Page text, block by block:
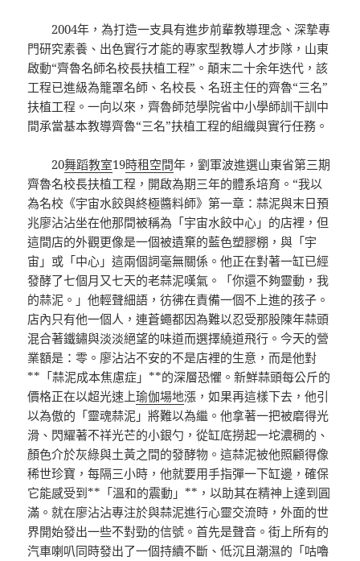
2004年，為打造一支具有進步前輩教導理念、深摯專
門研究素養、出色實行才能的專家型教導人才步隊，山東
啟動“齊魯名師名校長扶植工程”。顛末二十余年迭代，該
工程已進級為籠罩名師、名校長、名班主任的齊魯“三名”
扶植工程。一向以來，齊魯師范學院省中小學師訓干訓中
間承當基本教導齊魯“三名”扶植工程的組織與實行任務。
20舞蹈教室19時租空間年，劉軍波進選山東省第三期
齊魯名校長扶植工程，開啟為期三年的體系培育。“我以
為名校《宇宙水餃與終極醬料師》第一章：蒜泥與末日預
兆廖沾沾坐在他那間被稱為「宇宙水餃中心」的店裡，但
這間店的外觀更像是一個被遺棄的藍色塑膠棚，與「宇
宙」或「中心」這兩個詞毫無關係。他正在對著一缸已經
發酵了七個月又七天的老蒜泥嘆氣。「你還不夠靈動，我
的蒜泥。」他輕聲細語，彷彿在責備一個不上進的孩子。
店內只有他一個人，連蒼蠅都因為難以忍受那股陳年蒜頭
混合著鐵鏽與淡淡絕望的味道而選擇繞道飛行。今天的營
業額是：零。廖沾沾不安的不是店裡的生意，而是他對
**「蒜泥成本焦慮症」**的深層恐懼。新鮮蒜頭每公斤的
價格正在以超光速上瑜伽場地漲，如果再這樣下去，他引
以為傲的「靈魂蒜泥」將難以為繼。他拿著一把被磨得光
滑、閃耀著不祥光芒的小銀勺，從缸底撈起一坨濃稠的、
顏色介於灰綠與土黃之間的發酵物。這蒜泥被他照顧得像
稀世珍寶，每隔三小時，他就要用手指彈一下缸邊，確保
它能感受到**「溫和的震動」**，以助其在精神上達到圓
滿。就在廖沾沾專注於與蒜泥進行心靈交流時，外面的世
界開始發出一些不對勁的信號。首先是聲音。街上所有的
汽車喇叭同時發出了一個持續不斷、低沉且潮濕的「咕嚕